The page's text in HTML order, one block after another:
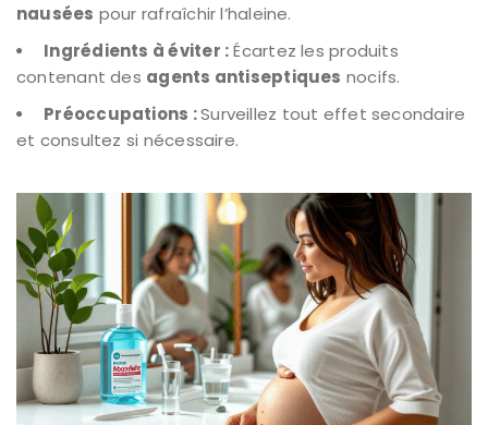
nausées pour rafraîchir l’haleine.
Ingrédients à éviter :Écartez les produits
contenant des agents antiseptiques nocifs.
Préoccupations :Surveillez tout effet secondaire
et consultez si nécessaire.